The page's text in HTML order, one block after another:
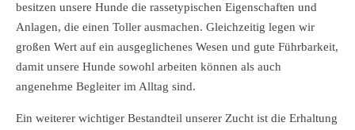
besitzen unsere Hunde die rassetypischen Eigenschaften und
Anlagen, die einen Toller ausmachen. Gleichzeitig legen wir
großen Wert auf ein ausgeglichenes Wesen und gute Führbarkeit,
damit unsere Hunde sowohl arbeiten können als auch
angenehme Begleiter im Alltag sind.
Ein weiterer wichtiger Bestandteil unserer Zucht ist die Erhaltung